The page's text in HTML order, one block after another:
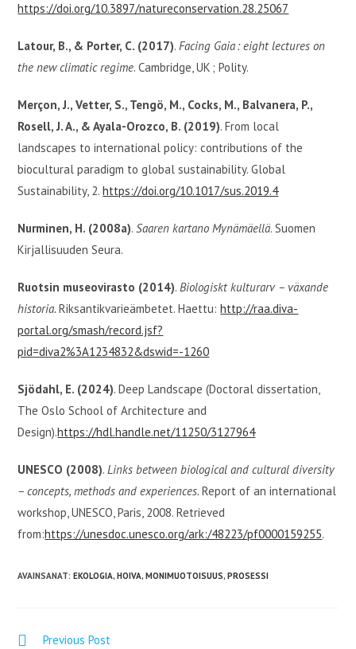
https://doi.org/10.3897/natureconservation.28.25067
Latour, B., & Porter, C. (2017).Facing Gaia : eight lectures on
the new climatic regime. Cambridge, UK ; Polity.
Merçon, J., Vetter, S., Tengö, M., Cocks, M., Balvanera, P.,
Rosell, J. A., & Ayala-Orozco, B. (2019). From local
landscapes to international policy: contributions of the
biocultural paradigm to global sustainability. Global
Sustainability, 2.https://doi.org/10.1017/sus.2019.4
Nurminen, H. (2008a).Saaren kartano Mynämäellä. Suomen
Kirjallisuuden Seura.
Ruotsin museovirasto (2014).Biologiskt kulturarv – växande
historia.Riksantikvarieämbetet. Haettu:http://raa.diva-
portal.org/smash/record.jsf?
pid=diva2%3A1234832&dswid=-1260
Sjödahl, E. (2024). Deep Landscape (Doctoral dissertation,
The Oslo School of Architecture and
Design).https://hdl.handle.net/11250/3127964
UNESCO (2008).Links between biological and cultural diversity
– concepts, methods and experiences.Report of an international
workshop, UNESCO, Paris, 2008. Retrieved
from:https://unesdoc.unesco.org/ark:/48223/pf0000159255.
AVAINSANAT:EKOLOGIA, HOIVA, MONIMUOTOISUUS, PROSESSI
Lue
Previous Post